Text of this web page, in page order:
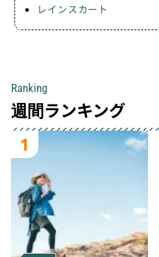
レインスカート
Ranking
週間ランキング
1